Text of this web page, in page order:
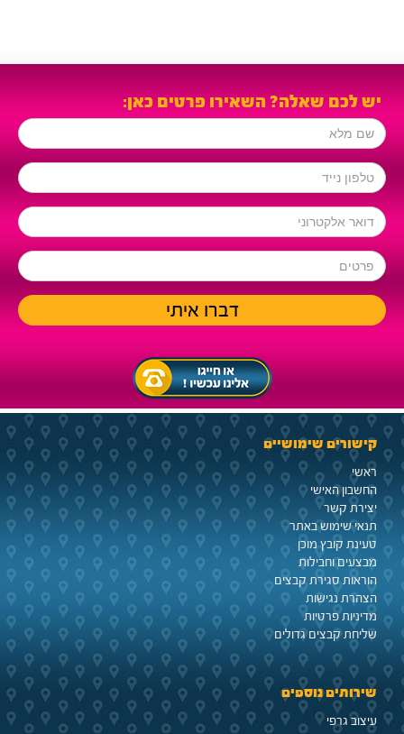
לכם שאלה? השאירו פרטים כאן:
קישורים שימושיים
ראשי
החשבון האישי
יצירת קשר
תנאי שימוש באתר
טעינת קובץ מוכן
מבצעים וחבילות
הוראות סגירת קבצים
הצהרת נגישות
מדיניות פרטיות
שליחת קבצים גדולים
שירותים נוספים
עיצוב גרפי